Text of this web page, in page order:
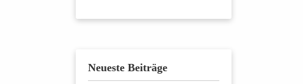
Neueste Beiträge